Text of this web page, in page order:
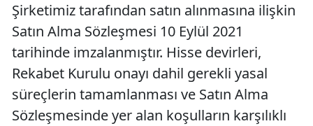
Şirketimiz tarafından satın alınmasına ilişkin
Satın Alma Sözleşmesi 10 Eylül 2021
tarihinde imzalanmıştır. Hisse devirleri,
Rekabet Kurulu onayı dahil gerekli yasal
süreçlerin tamamlanması ve Satın Alma
Sözleşmesinde yer alan koşulların karşılıklı